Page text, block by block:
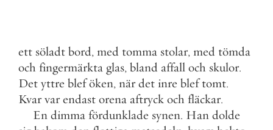
ett söladt bord, med tomma stolar, med tömda
och fingermärkta glas, bland affall och skulor.
Det yttre blef öken, när det inre blef tomt.
Kvar var endast orena aftryck och fläckar.
En dimma fördunklade synen. Han dolde